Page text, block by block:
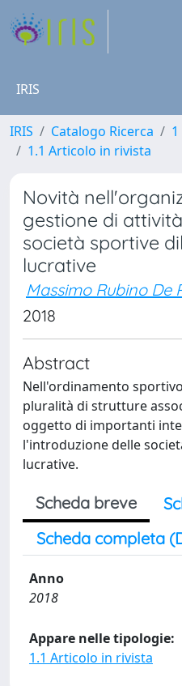
IRIS
IRIS Catalogo Ricerca
1.1 Articolo in rivista
Novità
gestione di
società sportive
lucrative
Massimo Rubino De
2018
Abstract
Nell'ordinamento
pluralità di strutture
oggetto di importanti
l'introduzione delle
lucrative.
Scheda breve
Scheda completa
Anno
2018
Appare nelle tipologie:
1.1 Articolo in rivista